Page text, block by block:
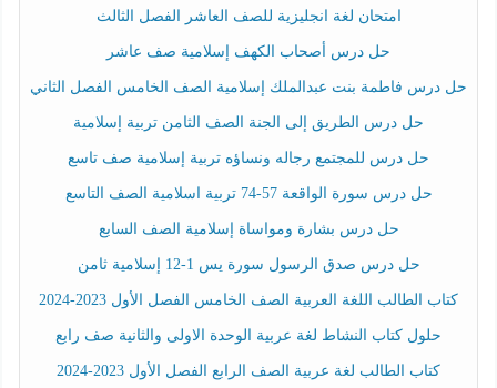
امتحان لغة انجليزية للصف العاشر الفصل الثالث
حل درس أصحاب الكهف إسلامية صف عاشر
حل درس فاطمة بنت عبدالملك إسلامية الصف الخامس الفصل الثاني
حل درس الطريق إلى الجنة الصف الثامن تربية إسلامية
حل درس للمجتمع رجاله ونساؤه تربية إسلامية صف تاسع
حل درس سورة الواقعة 57-74 تربية اسلامية الصف التاسع
حل درس بشارة ومواساة إسلامية الصف السابع
حل درس صدق الرسول سورة يس 1-12 إسلامية ثامن
كتاب الطالب اللغة العربية الصف الخامس الفصل الأول 2023-2024
حلول كتاب النشاط لغة عربية الوحدة الاولى والثانية صف رابع
كتاب الطالب لغة عربية الصف الرابع الفصل الأول 2023-2024